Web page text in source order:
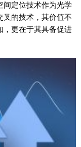
间定位技术作为光学
叉的技术，其价值不
，更在于其具备促进